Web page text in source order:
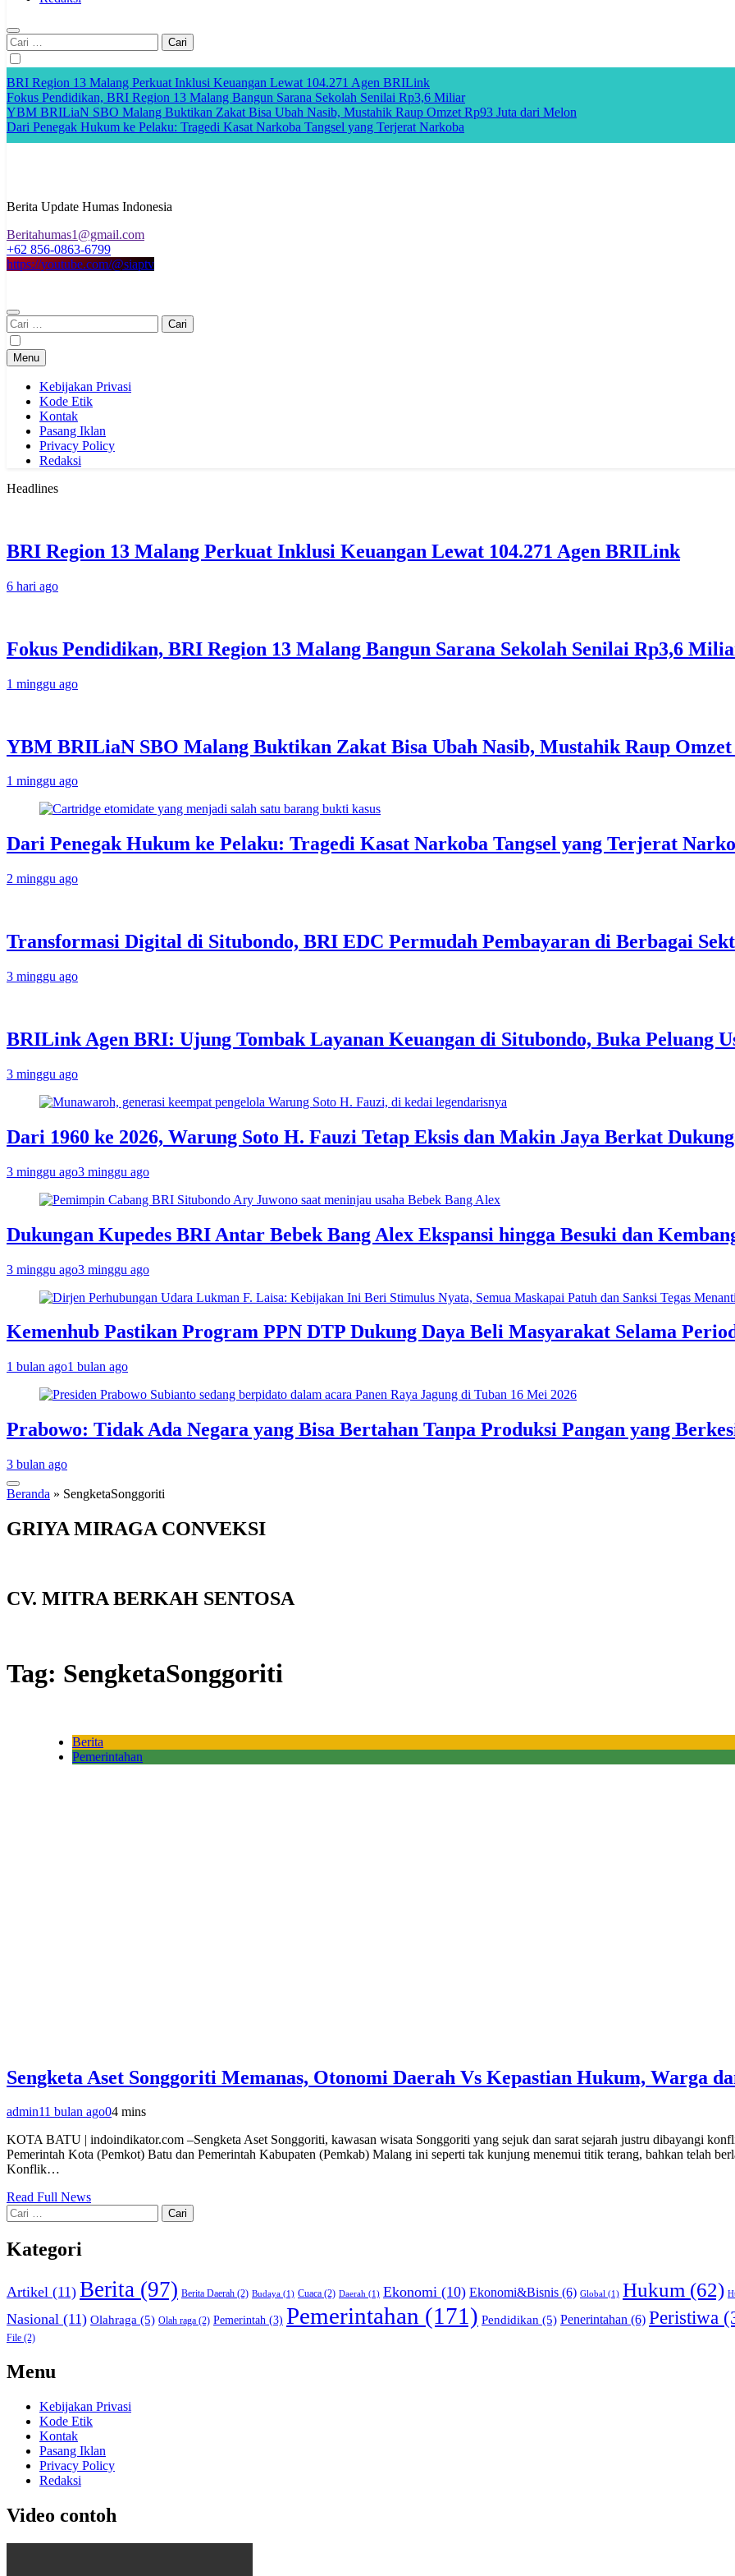
Cari
untuk:
BRI Region 13 Malang Perkuat Inklusi Keuangan Lewat 104.271 Agen BRILink
Fokus Pendidikan, BRI Region 13 Malang Bangun Sarana Sekolah Senilai Rp3,6 Miliar
YBM BRILiaN SBO Malang Buktikan Zakat Bisa Ubah Nasib, Mustahik Raup Omzet Rp93 Juta dari Melon
Dari Penegak Hukum ke Pelaku: Tragedi Kasat Narkoba Tangsel yang Terjerat Narkoba
Berita Update Humas Indonesia
Beritahumas1@gmail.com
+62 856-0863-6799
https://youtube.com/@siaptv
Cari
untuk:
Menu
Kebijakan Privasi
Kode Etik
Kontak
Pasang Iklan
Privacy Policy
Redaksi
Headlines
BRI Region 13 Malang Perkuat Inklusi Keuangan Lewat 104.271 Agen BRILink
6 hari ago
Fokus Pendidikan, BRI Region 13 Malang Bangun Sarana Sekolah Senilai Rp3,6
1 minggu ago
YBM BRILiaN SBO Malang Buktikan Zakat Bisa Ubah Nasib, Mustahik Raup
1 minggu ago
Dari Penegak Hukum ke Pelaku: Tragedi Kasat Narkoba Tangsel yang Terjerat
2 minggu ago
Transformasi Digital di Situbondo, BRI EDC Permudah Pembayaran di Berbagai
3 minggu ago
BRILink Agen BRI: Ujung Tombak Layanan Keuangan di Situbondo, Buka Peluang
3 minggu ago
Dari 1960 ke 2026, Warung Soto H. Fauzi Tetap Eksis dan Makin Jaya Berkat
3 minggu ago3 minggu ago
Dukungan Kupedes BRI Antar Bebek Bang Alex Ekspansi hingga Besuki dan
3 minggu ago3 minggu ago
Kemenhub Pastikan Program PPN DTP Dukung Daya Beli Masyarakat Selama
1 bulan ago1 bulan ago
Prabowo: Tidak Ada Negara yang Bisa Bertahan Tanpa Produksi Pangan yang
3 bulan ago
Beranda » SengketaSonggoriti
GRIYA MIRAGA CONVEKSI
CV. MITRA BERKAH SENTOSA
Tag: SengketaSonggoriti
Berita
Pemerintahan
Sengketa Aset Songgoriti Memanas, Otonomi Daerah Vs Kepastian Hukum, Warga
admin11 bulan ago04 mins
KOTA BATU | indoindikator.com –Sengketa Aset Songgoriti, kawasan wisata Songgoriti yang sejuk dan sarat sejarah justru dibayangi
Pemerintah Kota (Pemkot) Batu dan Pemerintah Kabupaten (Pemkab) Malang ini seperti tak kunjung menemui titik terang, bahkan telah
Konflik…
Read Full News
Cari
untuk:
Kategori
Artikel (11) Berita (97) Berita Daerah (2) Budaya (1) Cuaca (2) Daerah (1) Ekonomi (10) Ekonomi&Bisnis (6) Global (1) Hukum (62)
Nasional (11) Olahraga (5) Olah raga (2) Pemerintah (3) Pemerintahan (171) Pendidikan (5) Penerintahan (6) Peristiwa
File (2)
Menu
Kebijakan Privasi
Kode Etik
Kontak
Pasang Iklan
Privacy Policy
Redaksi
Video contoh